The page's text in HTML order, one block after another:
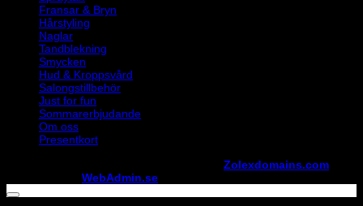
Fransar & Bryn
Hårstyling
Naglar
Tandblekning
Smycken
Hud & Kroppsvård
Salongstillbehör
Just for fun
Sommarerbjudande
Om oss
Presentkort
Zolexdomains.com
WebAdmin.se